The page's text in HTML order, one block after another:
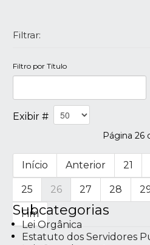
Filtrar:
Filtro por Título
Exibir #
Página 26
Início Anterior 21
25 26 27 28
Fim
Subcategorias
Lei Orgânica
Estatuto dos Servidores